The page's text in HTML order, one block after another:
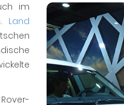
im
Land